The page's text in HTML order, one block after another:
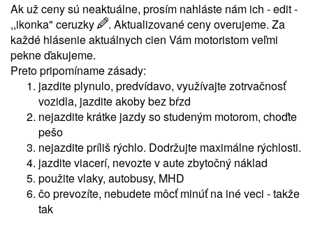
Ak už ceny sú neaktuálne, prosím nahláste nám ich - edit -
,,ikonka" ceruzky
. Aktualizované ceny overujeme. Za
každé hlásenie aktuálnych cien Vám motoristom veľmi
pekne ďakujeme.
Preto pripomíname zásady:
jazdite plynulo, predvídavo, využívajte zotrvačnosť
vozidla, jazdite akoby bez bŕzd
nejazdite krátke jazdy so studeným motorom, choďte
pešo
nejazdite príliš rýchlo. Dodržujte maximálne rýchlosti.
jazdite viacerí, nevozte v aute zbytočný náklad
použite vlaky, autobusy, MHD
čo prevozíte, nebudete môcť minúť na iné veci - takže
tak